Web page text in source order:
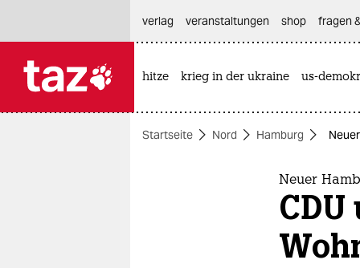
themen
verlag
veranstaltungen shop fragen
hitze krieg in der ukraine us-
Startseite Nord Hamburg
Neuer